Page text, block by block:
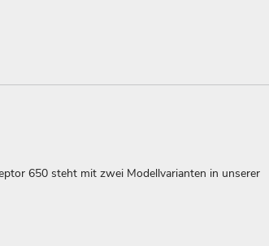
650 steht mit zwei Modellvarianten in unserer